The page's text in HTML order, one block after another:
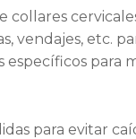
collares
vendajes, etc.
específicos
para evitar